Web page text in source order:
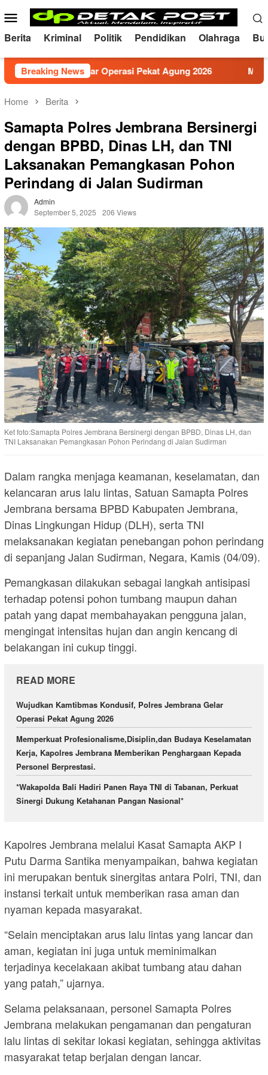
to
content
Mobile
Menu
Berita Kriminal Politik Pendidikan Olahraga
Breaking News
Gelar Operasi Pekat Agung 2026
Home Berita
Samapta Polres Jembrana Bersinergi
dengan BPBD, Dinas LH, dan TNI
Laksanakan Pemangkasan Pohon
Perindang di Jalan Sudirman
Admin
September 5, 2025
206 Views
Ket foto:Samapta Polres Jembrana Bersinergi dengan BPBD, Dinas LH, dan
TNI Laksanakan Pemangkasan Pohon Perindang di Jalan Sudirman
Dalam rangka menjaga keamanan, keselamatan, dan
kelancaran arus lalu lintas, Satuan Samapta Polres
Jembrana bersama BPBD Kabupaten Jembrana,
Dinas Lingkungan Hidup (DLH), serta TNI
melaksanakan kegiatan penebangan pohon perindang
di sepanjang Jalan Sudirman, Negara, Kamis (04/09).
Pemangkasan dilakukan sebagai langkah antisipasi
terhadap potensi pohon tumbang maupun dahan
patah yang dapat membahayakan pengguna jalan,
mengingat intensitas hujan dan angin kencang di
belakangan ini cukup tinggi.
READ MORE
Wujudkan Kamtibmas Kondusif, Polres Jembrana Gelar
Operasi Pekat Agung 2026
Memperkuat Profesionalisme,Disiplin,dan Budaya Keselamatan
Kerja, Kapolres Jembrana Memberikan Penghargaan Kepada
Personel Berprestasi.
*Wakapolda Bali Hadiri Panen Raya TNI di Tabanan, Perkuat
Sinergi Dukung Ketahanan Pangan Nasional*
Kapolres Jembrana melalui Kasat Samapta AKP I
Putu Darma Santika menyampaikan, bahwa kegiatan
ini merupakan bentuk sinergitas antara Polri, TNI, dan
instansi terkait untuk memberikan rasa aman dan
nyaman kepada masyarakat.
“Selain menciptakan arus lalu lintas yang lancar dan
aman, kegiatan ini juga untuk meminimalkan
terjadinya kecelakaan akibat tumbang atau dahan
yang patah,” ujarnya.
Selama pelaksanaan, personel Samapta Polres
Jembrana melakukan pengamanan dan pengaturan
lalu lintas di sekitar lokasi kegiatan, sehingga aktivitas
masyarakat tetap berjalan dengan lancar.